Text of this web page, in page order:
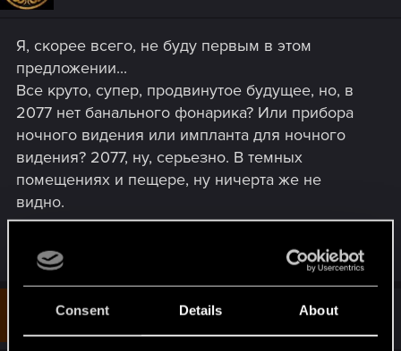
Consent Details About
Я, скорее всего, не буду первым в этом
предложении...
Все круто, супер, продвинутое будущее, но, в
2077 нет банального фонарика? Или прибора
ночного видения или импланта для ночного
видения? 2077, ну, серьезно. В темных
помещениях и пещере, ну ничерта же не
видно.
R
e
o
WuTanq and 1 other person
xStriiim